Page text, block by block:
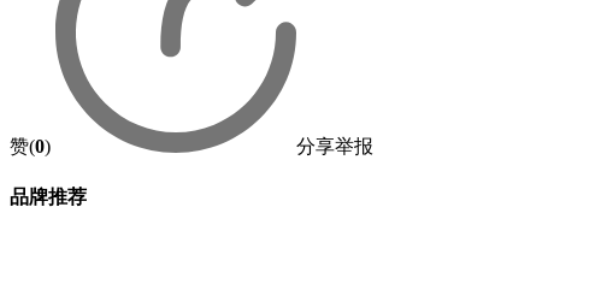
赞(0) 分享举报
品牌推荐